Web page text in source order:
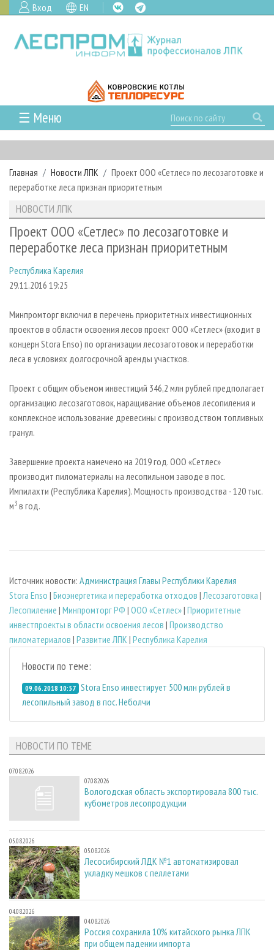
Вход EN
☰ Меню
ГЛАВНАЯ
РУБРИКИ И ТЕМЫ
РУБРИКИ ЖУРНАЛА
ЛЕСОЗАГОТОВКА
ЛЕСОПИЛЕНИЕ
СУШКА ДРЕВЕСИНЫ
ДЕРЕВЯННОЕ ДОМОСТРОЕНИЕ
ПРОИЗВОДСТВО МЕБЕЛИ
БИОЭНЕРГЕТИКА
ЦБП
ИНСТРУМЕНТ И МАТЕРИАЛЫ
НОВОСТИ
НОВОСТИ ЛПК
НОВОСТИ ЖУРНАЛА
ПРОЕКТЫ ЛПИ
АНАЛИТИКА
ПРЕДПРИЯТИЯ ЛПК
ПЕРСОНЫ
ОФИЦИАЛЬНЫЕ ДЕЛЕГАЦИИ
ПРИОРИТЕТНЫЕ ИНВЕСТПРОЕКТЫ
RUSSIAN FORESTRY REVIEW
ГАЗЕТА ЛЕСПРОМФОРУМ
БИБЛИОТЕКА СПЕЦИАЛИСТА
АРХИВ ЖУРНАЛОВ
СТАТЬИ
О ЖУРНАЛЕ
ПОДПИСКА
КОНТАКТЫ
РЕКЛАМОДАТЕЛЯМ
РЕКЛАМА
Главная Новости ЛПК
Проект ООО «Сетлес» по лесозаготовке и
переработке леса признан приоритетным
НОВОСТИ ЛПК
Проект ООО «Сетлес» по лесозаготовке и
переработке леса признан приоритетным
Республика Карелия
29.11.2016 19:25
Минпромторг включил в перечень приоритетных инвестиционных
проектов в области освоения лесов проект ООО «Сетлес» (входит в
концерн Stora Enso) по организации лесозаготовок и переработки
леса в условиях долгосрочной аренды участков.
Проект с общим объемом инвестиций 346,2 млн рублей предполагает
организацию лесозаготовок, наращивание объемов лесопиления и
комплексное использование древесины с производством топливных
гранул.
Завершение проекта намечено на 2019 год. ООО «Сетлес»
производит пиломатериалы на лесопильном заводе в пос.
Импилахти (Республика Карелия). Мощность производства - 120 тыс.
м3 в год.
Источник новости: Администрация Главы Республики Карелия
Stora Enso | Биoэнергетика и переработка отходов |Лесозаготовка |
Лесопиление | Минпромторг РФ | ООО «Сетлес»| Приоритетные
инвестпроекты в области освоения лесов | Производство
пиломатериалов | Развитие ЛПК | Республика Карелия
Новости по теме:
09.06.2018 10:57 Stora Enso инвестирует 500 млн рублей в
лесопильный завод в пос. Неболчи
НОВОСТИ ПО ТЕМЕ
07.08.2026
07.08.2026
Вологодская область экспортировала 800 тыс.
кубометров лесопродукции
05.08.2026
05.08.2026
Лесосибирский ЛДК №1 автоматизировал
укладку мешков с пеллетами
04.08.2026
04.08.2026
Россия сохранила 10% китайского рынка ЛПК
при общем падении импорта